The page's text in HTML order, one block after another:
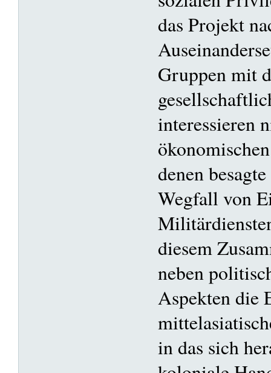
das Projekt
Gruppen mit
interessieren
denen
Wegfall von
diesem
neben
Aspekten die
in das sich